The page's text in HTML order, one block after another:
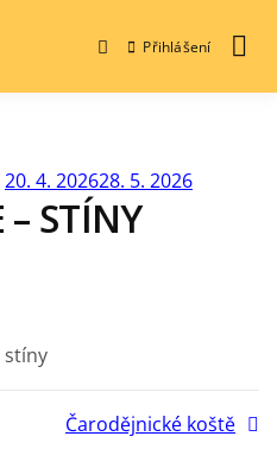
Přihlášení
20. 4. 202628. 5. 2026
– STÍNY
Čarodějnické koště